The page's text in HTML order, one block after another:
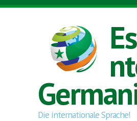
Skip to main content
Die internationale Sprache!